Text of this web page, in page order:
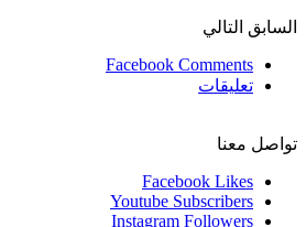
السابق التالي
Facebook Comments
تعليقات
تواصل معنا
Facebook Likes
Youtube Subscribers
Instagram Followers